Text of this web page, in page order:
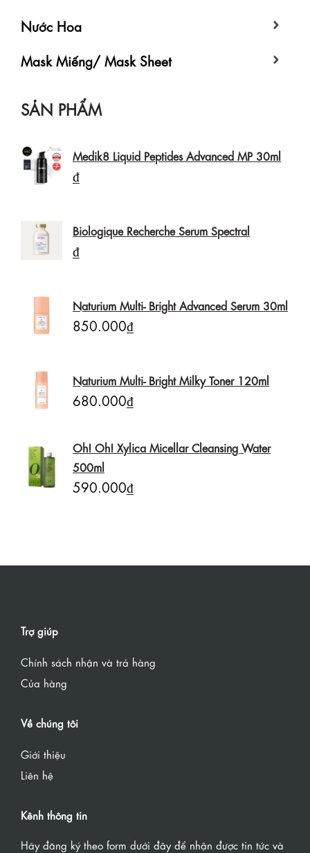
Nước Hoa
Mask Miếng/ Mask Sheet
SẢN PHẨM
Medik8 Liquid Peptides Advanced MP 30ml
₫
Biologique Recherche Serum Spectral
₫
Naturium Multi- Bright Advanced Serum 30ml
850.000₫
Naturium Multi- Bright Milky Toner 120ml
680.000₫
Oh! Oh! Xylica Micellar Cleansing Water
500ml
590.000₫
Trợ giúp
Chính sách nhận và trả hàng
Của hàng
Về chúng tôi
Giới thiệu
Liên hệ
Kênh thông tin
Hãy đăng ký theo form dưới đây để nhận được tin tức và